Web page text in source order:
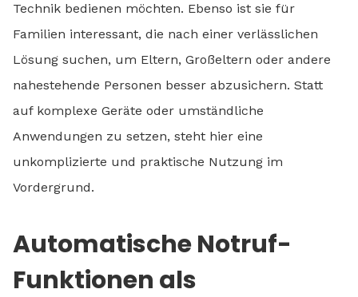
Technik bedienen möchten. Ebenso ist sie für
Familien interessant, die nach einer verlässlichen
Lösung suchen, um Eltern, Großeltern oder andere
nahestehende Personen besser abzusichern. Statt
auf komplexe Geräte oder umständliche
Anwendungen zu setzen, steht hier eine
unkomplizierte und praktische Nutzung im
Vordergrund.
Automatische Notruf-
Funktionen als